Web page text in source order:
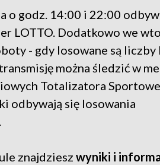
o godz. 14:00 i 22:00
LOTTO. Dodatkowo we
- gdy losowane są
można śledzić w
Totalizatora
odbywają się losowania
znajdziesz wyniki i